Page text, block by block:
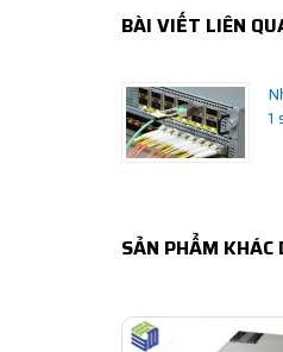
BÀI VIẾT LIÊN
1
SẢN PHẨM KHÁC